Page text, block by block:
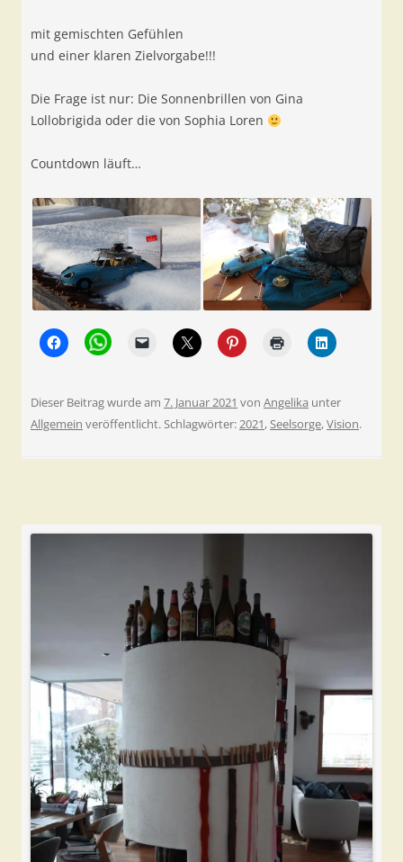
mit gemischten Gefühlen
und einer klaren Zielvorgabe!!!
Die Frage ist nur: Die Sonnenbrillen von Gina
Lollobrigida oder die von Sophia Loren
Countdown läuft…
Dieser Beitrag wurde am 7. Januar 2021 von Angelika unter
Allgemein veröffentlicht. Schlagwörter:2021,Seelsorge,Vision.